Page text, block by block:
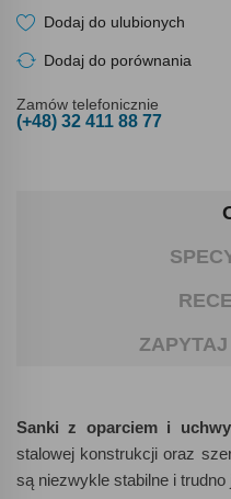
Dodaj do ulubionych
Dodaj do porównania
Zamów telefonicznie
(+48) 32 411 88 77
Sanki z oparciem i
stalowej konstrukcji oraz
są niezwykle stabilne i trudno